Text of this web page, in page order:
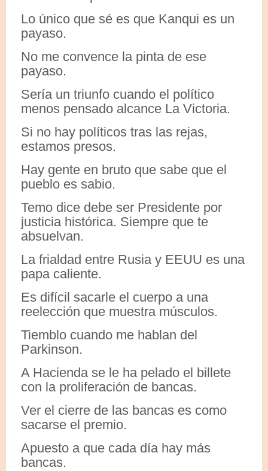
Lo único que sé es que Kanqui es un
payaso.
No me convence la pinta de ese
payaso.
Sería un triunfo cuando el político
menos pensado alcance La Victoria.
Si no hay políticos tras las rejas,
estamos presos.
Hay gente en bruto que sabe que el
pueblo es sabio.
Temo dice debe ser Presidente por
justicia histórica. Siempre que te
absuelvan.
La frialdad entre Rusia y EEUU es una
papa caliente.
Es difícil sacarle el cuerpo a una
reelección que muestra músculos.
Tiemblo cuando me hablan del
Parkinson.
A Hacienda se le ha pelado el billete
con la proliferación de bancas.
Ver el cierre de las bancas es como
sacarse el premio.
Apuesto a que cada día hay más
bancas.